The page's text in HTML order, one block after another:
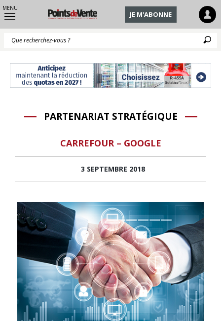
MENU
JE M'ABONNE
PARTENARIAT STRATÉGIQUE
CARREFOUR – GOOGLE
3 SEPTEMBRE 2018